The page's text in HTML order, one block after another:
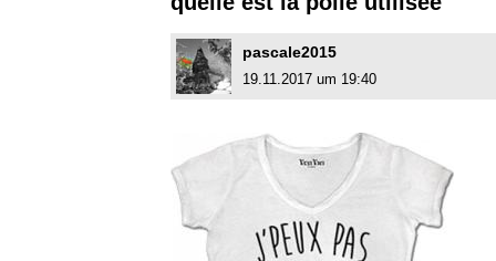
pascale2015
19.11.2017 um 19:40